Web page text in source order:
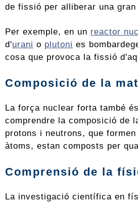
de fissió per alliberar una
Per exemple, en un reactor
d'urani o plutoni es
cosa que provoca la fissió
Composició de la
La força nuclear forta també
comprendre la composició de
protons i neutrons, que
àtoms, estan composts per
Comprensió de la
La investigació científica en